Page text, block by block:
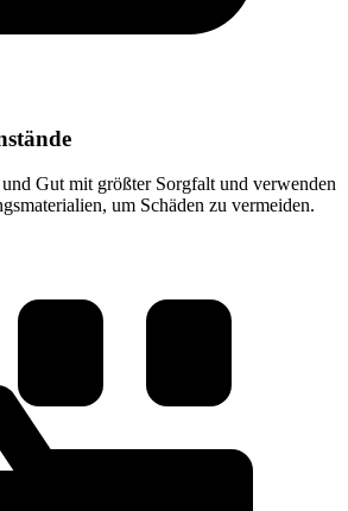
Gut mit größter Sorgfalt und verwenden
um Schäden zu vermeiden.